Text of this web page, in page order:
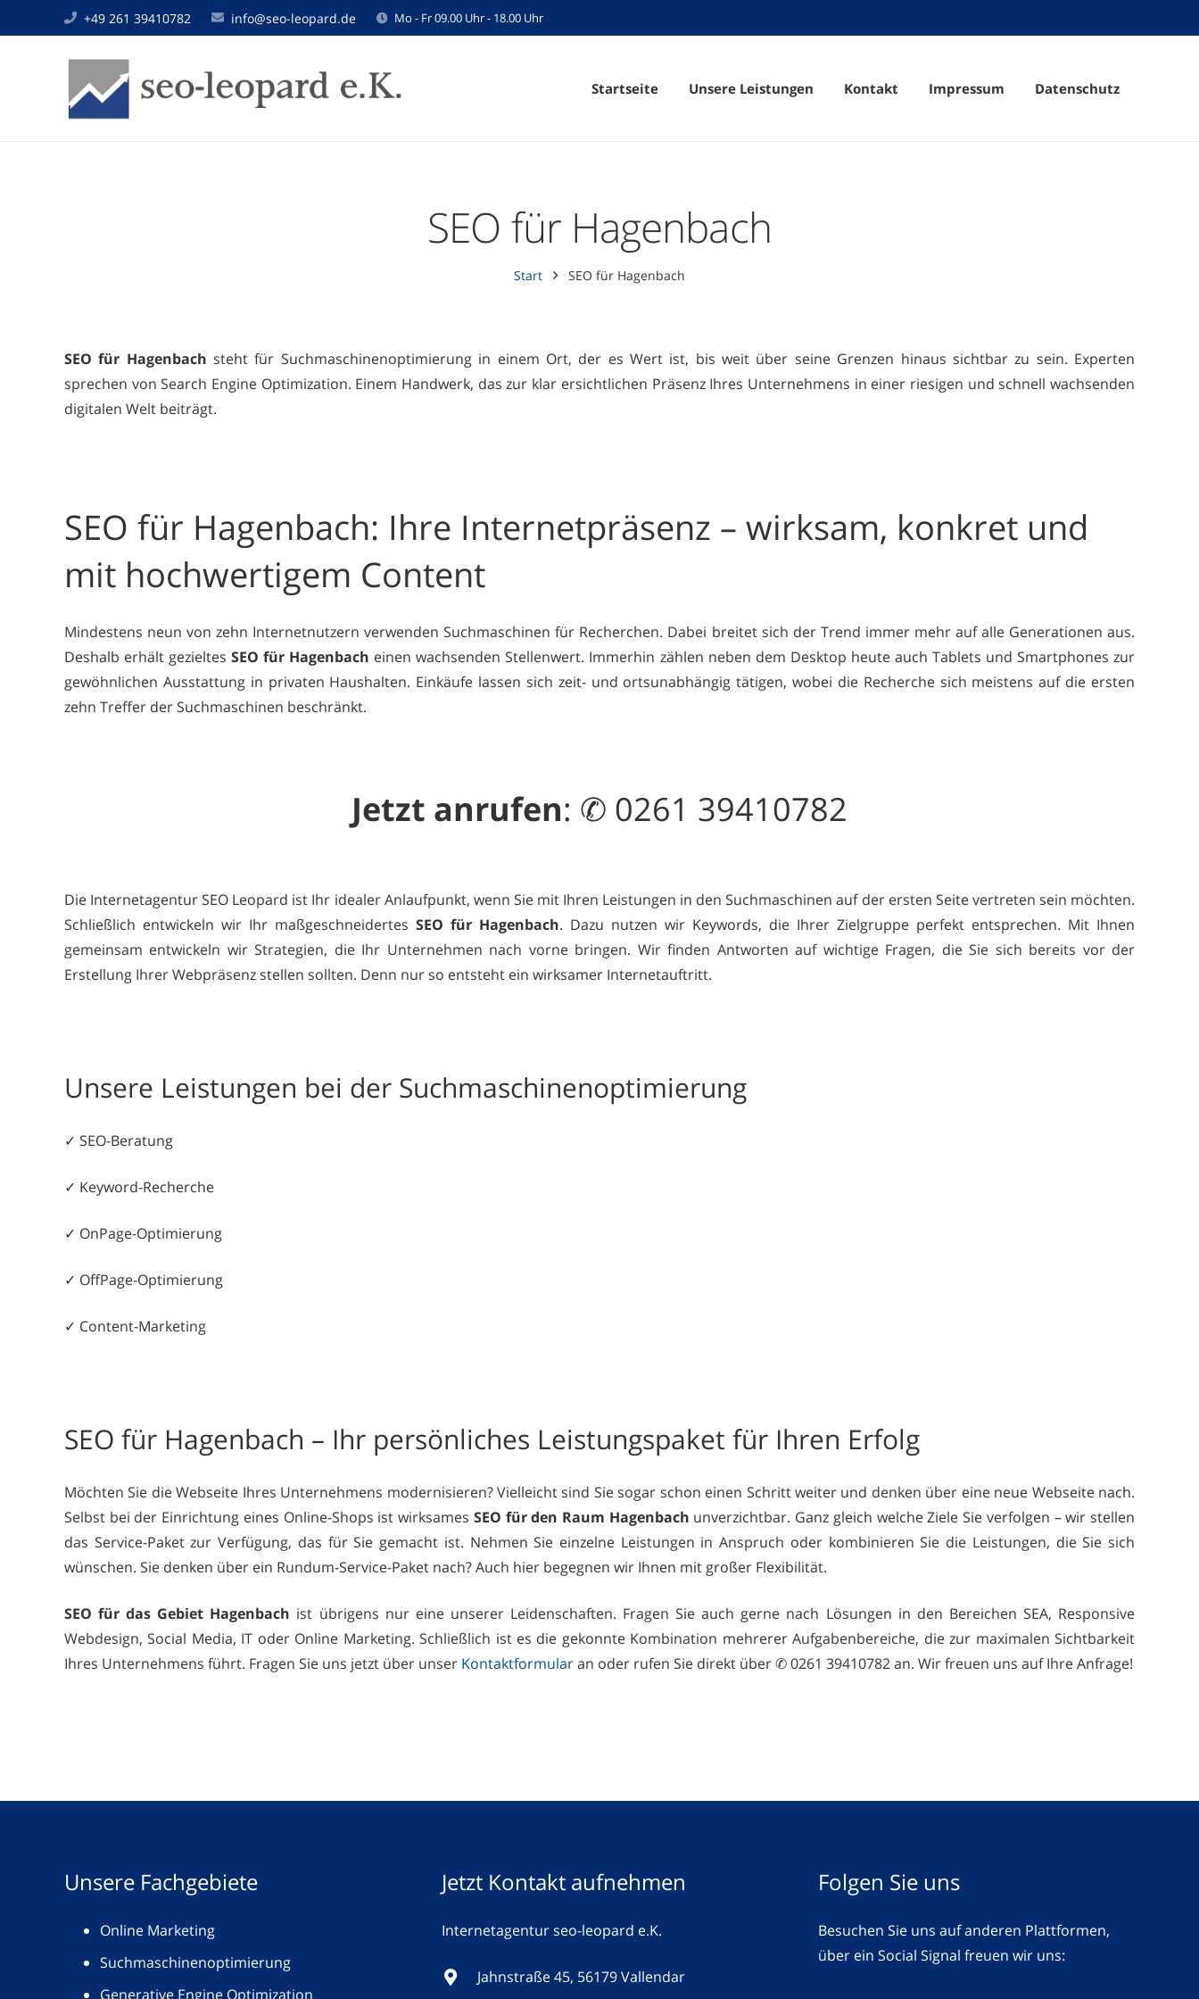
+49 261 39410782 info@seo-leopard.de Mo - Fr 09.00 Uhr - 18.00 Uhr
Startseite Unsere Leistungen Kontakt Impressum Datenschutz
SEO für Hagenbach
Start SEO für Hagenbach
SEO für Hagenbach steht für Suchmaschinenoptimierung in einem Ort, der es Wert ist, bis weit über seine Grenzen hinaus sichtbar zu sein. Experten
sprechen von Search Engine Optimization. Einem Handwerk, das zur klar ersichtlichen Präsenz Ihres Unternehmens in einer riesigen und schnell wachsenden
digitalen Welt beiträgt.
SEO für Hagenbach: Ihre Internetpräsenz – wirksam, konkret und
mit hochwertigem Content
Mindestens neun von zehn Internetnutzern verwenden Suchmaschinen für Recherchen. Dabei breitet sich der Trend immer mehr auf alle Generationen aus.
Deshalb erhält gezieltesSEO für Hagenbach einen wachsenden Stellenwert. Immerhin zählen neben dem Desktop heute auch Tablets und Smartphones zur
gewöhnlichen Ausstattung in privaten Haushalten. Einkäufe lassen sich zeit- und ortsunabhängig tätigen, wobei die Recherche sich meistens auf die ersten
zehn Treffer der Suchmaschinen beschränkt.
Jetzt anrufen: ✆ 0261 39410782
Die Internetagentur SEO Leopard ist Ihr idealer Anlaufpunkt, wenn Sie mit Ihren Leistungen in den Suchmaschinen auf der ersten Seite vertreten sein möchten.
Schließlich entwickeln wir Ihr maßgeschneidertes SEO für Hagenbach. Dazu nutzen wir Keywords, die Ihrer Zielgruppe perfekt entsprechen. Mit Ihnen
gemeinsam entwickeln wir Strategien, die Ihr Unternehmen nach vorne bringen. Wir finden Antworten auf wichtige Fragen, die Sie sich bereits vor der
Erstellung Ihrer Webpräsenz stellen sollten. Denn nur so entsteht ein wirksamer Internetauftritt.
Unsere Leistungen bei der Suchmaschinenoptimierung
✓ SEO-Beratung
✓ Keyword-Recherche
✓ OnPage-Optimierung
✓ OffPage-Optimierung
✓ Content-Marketing
SEO für Hagenbach – Ihr persönliches Leistungspaket für Ihren Erfolg
Möchten Sie die Webseite Ihres Unternehmens modernisieren? Vielleicht sind Sie sogar schon einen Schritt weiter und denken über eine neue Webseite nach.
Selbst bei der Einrichtung eines Online-Shops ist wirksames SEO für den Raum Hagenbach unverzichtbar. Ganz gleich welche Ziele Sie verfolgen – wir stellen
das Service-Paket zur Verfügung, das für Sie gemacht ist. Nehmen Sie einzelne Leistungen in Anspruch oder kombinieren Sie die Leistungen, die Sie sich
wünschen. Sie denken über ein Rundum-Service-Paket nach? Auch hier begegnen wir Ihnen mit großer Flexibilität.
SEO für das Gebiet Hagenbach ist übrigens nur eine unserer Leidenschaften. Fragen Sie auch gerne nach Lösungen in den Bereichen SEA, Responsive
Webdesign, Social Media, IT oder Online Marketing. Schließlich ist es die gekonnte Kombination mehrerer Aufgabenbereiche, die zur maximalen Sichtbarkeit
Ihres Unternehmens führt. Fragen Sie uns jetzt über unser Kontaktformularan oder rufen Sie direkt über ✆ 0261 39410782 an. Wir freuen uns auf Ihre Anfrage!
Unsere Fachgebiete
Online Marketing
Suchmaschinenoptimierung
Generative Engine Optimization
Jetzt Kontakt aufnehmen
Internetagentur seo-leopard e.K.
Jahnstraße 45, 56179 Vallendar
Folgen Sie uns
Besuchen Sie uns auf anderen Plattformen,
über ein Social Signal freuen wir uns: